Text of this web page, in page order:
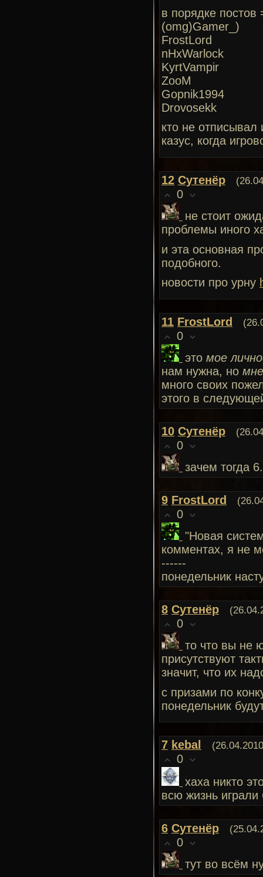
в порядке постов
(omg)Gamer_)
FrostLord
nHxWarlock
KyrtVampir
ZooM
Gopnik1994
Drovosekk
кто не отписывал
казус, когда
12 Сутенёр
0
не стоит
проблемы иного
и эта основная
подобного.
новости про урну
11 FrostLord
0
это мое
нам нужна, но
много своих
этого в
10 Сутенёр
0
зачем тогда
9 FrostLord
0
"Новая
комментах, я не
------
понедельник
8 Сутенёр
0
то что вы не
присутствуют
значит, что их
с призами по
понедельник
7 kebal
0
хаха никто
всю жизнь играли
6 Сутенёр
0
тут во всём